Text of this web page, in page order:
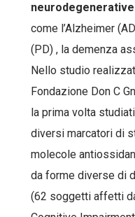
neurodegenerative
come l’Alzheimer
(PD) , la demenza
Nello studio
Fondazione Don C
la prima volta
diversi marcatori di
molecole
da forme diverse di
(62 soggetti affetti